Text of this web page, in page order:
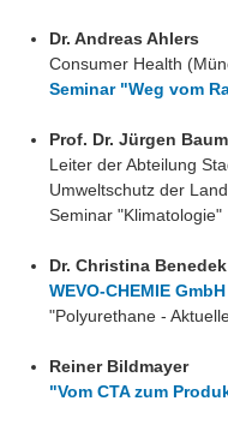
Dr. Andreas Ahlers
Consumer Health
Seminar "Weg vom
Prof. Dr. Jürgen
Leiter der Abteilung
Umweltschutz der
Seminar "Klimatologie"
Dr. Christina Benedek
WEVO-CHEMIE GmbH
"Polyurethane -
Reiner Bildmayer
"Vom CTA zum